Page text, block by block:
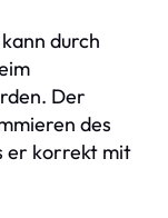
durch
Der
des
er korrekt mit